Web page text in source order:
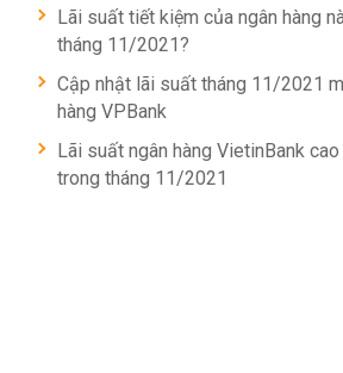
Lãi suất tiết kiệm của ngân hàng
tháng 11/2021?
Cập nhật lãi suất tháng 11/2021
hàng VPBank
Lãi suất ngân hàng VietinBank
trong tháng 11/2021